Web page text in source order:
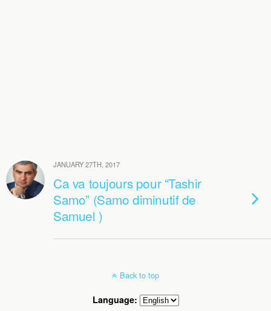
JANUARY 27TH, 2017
Ca va toujours pour “Tashir
Samo” (Samo diminutif de
Samuel )
Back to top
Language: